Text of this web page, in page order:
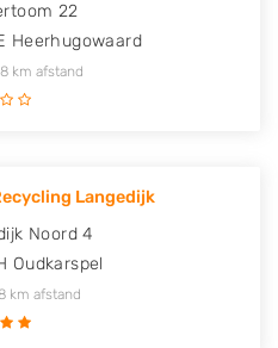
22
Heerhugowaard
km afstand
Langedijk
Noord 4
Oudkarspel
km afstand